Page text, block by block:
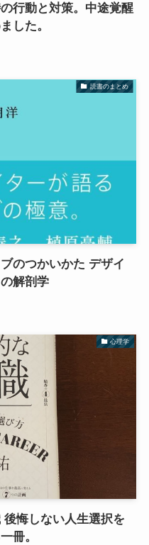
行動と対策。中途覚醒
した。
読書のまとめ
のつかいかた デザイ
解剖学
心理学
後悔しない人生選択を
冊。